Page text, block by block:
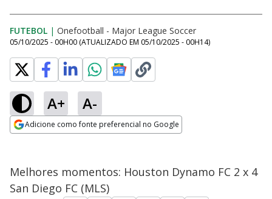
FUTEBOL | Onefootball - Major League Soccer
05/10/2025 - 00H00 (ATUALIZADO EM 05/10/2025 - 00H14)
A+ A-
Adicione como fonte preferencial no Google
Melhores momentos: Houston Dynamo FC 2 x 4
San Diego FC (MLS)